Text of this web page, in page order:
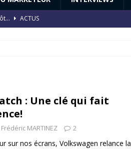
ACTUS
publicitaire… confiné! ACTUS
: Une clé qui fait
Frédéric MARTINEZ 2
sur nos écrans, Volkswagen relance la